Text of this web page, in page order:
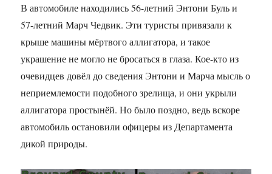
В автомобиле находились 56-летний Энтони Буль и
57-летний Марч Чедвик. Эти туристы привязали к
крыше машины мёртвого аллигатора, и такое
украшение не могло не бросаться в глаза. Кое-кто из
очевидцев довёл до сведения Энтони и Марча мысль о
неприемлемости подобного зрелища, и они укрыли
аллигатора простынёй. Но было поздно, ведь вскоре
автомобиль остановили офицеры из Департамента
дикой природы.